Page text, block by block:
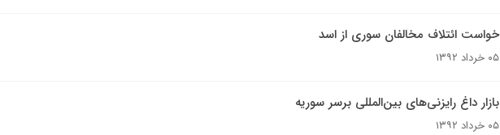
خواست‌ ائتلاف مخالفان سوری از اسد
۰۵ خرداد ۱۳۹۲
بازار داغ رایزنی‌های بین‌المللی برسر سوریه
۰۵ خرداد ۱۳۹۲